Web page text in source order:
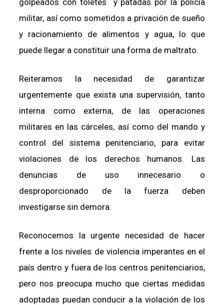
militar, así como sometidos a privación de sueño
y racionamiento de alimentos y agua, lo que
puede llegar a constituir una forma de maltrato.
Reiteramos la necesidad de garantizar
urgentemente que exista una supervisión, tanto
interna como externa, de las operaciones
militares en las cárceles, así como del mando y
control del sistema penitenciario, para evitar
violaciones de los derechos humanos. Las
denuncias de uso innecesario o
desproporcionado de la fuerza deben
investigarse sin demora.
Reconocemos la urgente necesidad de hacer
frente a los niveles de violencia imperantes en el
país dentro y fuera de los centros penitenciarios,
pero nos preocupa mucho que ciertas medidas
adoptadas puedan conducir a la violación de los